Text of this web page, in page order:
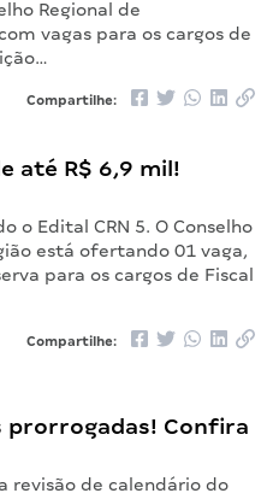
Regional de
vagas para os cargos de
Compartilhe:
até R$ 6,9 mil!
o Edital CRN 5. O Conselho
está ofertando 01 vaga,
para os cargos de Fiscal
Compartilhe:
prorrogadas! Confira
revisão de calendário do